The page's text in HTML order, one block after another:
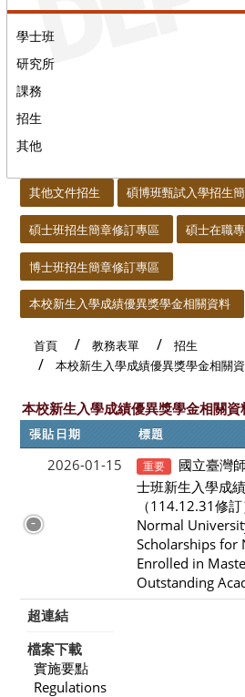
學士班
研究所
課務
招生
其他
其他文件招生 碩博班甄試入學招生
碩士班招生簡章修訂專區 碩士在職
博士班招生簡章修訂專區
本校新生入學成績優異獎學金相關資料
首頁 教務表單
招生
本校新生入學成績優異獎學金相關
本校新生入學成績優異獎學金相關資
張貼日期 標題
2026-01-15 重要
國立臺灣
士班新生入學成
（114.12.31修
Normal
Scholarships for
Enrolled in
Outstanding
超連結
檔案下載
實施要點
Regulations